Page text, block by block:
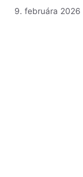
9. februára 2026